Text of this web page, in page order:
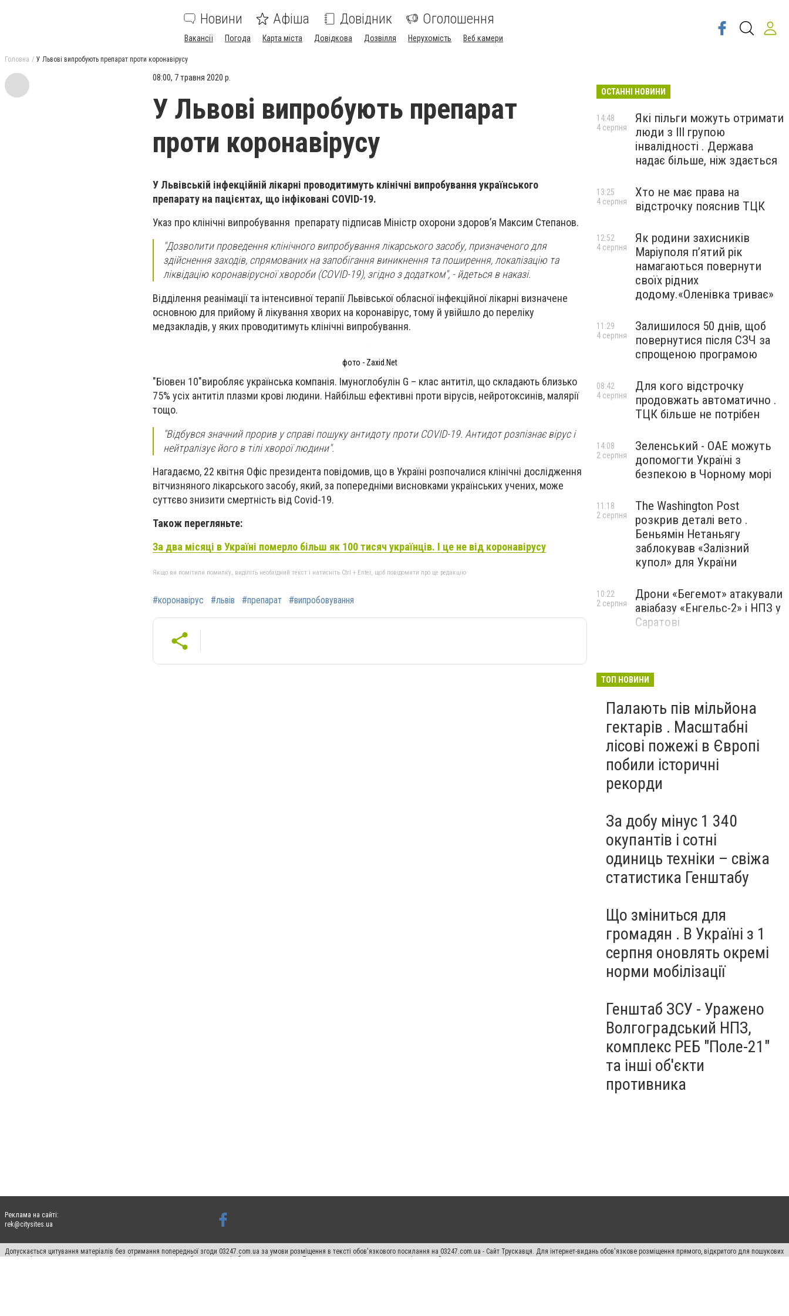
Новини Афіша Довідник Оголошення
Вакансії Погода Карта міста Довідкова Дозвілля Нерухомість Веб камери
Головна У Львові випробують препарат проти коронавірусу
08:00, 7 травня 2020 р.
У Львові випробують препарат
проти коронавірусу
У Львівській інфекційній лікарні проводитимуть клінічні випробування українського
препарату на пацієнтах, що інфіковані COVID-19.
Указ про клінічні випробування препарату підписав Міністр охорони здоров’я Максим Степанов.
"Дозволити проведення клінічного випробування лікарського засобу, призначеного для
здійснення заходів, спрямованих на запобігання виникнення та поширення, локалізацію та
ліквідацію коронавірусної хвороби (COVID-19), згідно з додатком", - йдеться в наказі.
Відділення реанімації та інтенсивної терапії Львівської обласної інфекційної лікарні визначене
основною для прийому й лікування хворих на коронавірус, тому й увійшло до переліку
медзакладів, у яких проводитимуть клінічні випробування.
фото - Zaxid.Net
"Біовен 10"виробляє українська компанія. Імуноглобулін G – клас антитіл, що складають близько
75% усіх антитіл плазми крові людини. Найбільш ефективні проти вірусів, нейротоксинів, малярії
тощо.
"Відбувся значний прорив у справі пошуку антидоту проти COVID-19. Антидот розпізнає вірус і
нейтралізує його в тілі хворої людини".
Нагадаємо, 22 квітня Офіс президента повідомив, що в Україні розпочалися клінічні дослідження
вітчизняного лікарського засобу, який, за попередніми висновками українських учених, може
суттєво знизити смертність від Covid-19.
Також перегляньте:
За два місяці в Україні померло більш як 100 тисяч українців. І це не від коронавірусу
Якщо ви помітили помилку, виділіть необхідний текст і натисніть Ctrl + Enter, щоб повідомити про це редакцію
#коронавірус #львів #препарат #випробовування
ОСТАННІ НОВИНИ
Які пільги можуть отримати
люди з III групою
інвалідності . Держава
надає більше, ніж здається
14:48
4 серпня
Хто не має права на
відстрочку пояснив ТЦК
13:25
4 серпня
Як родини захисників
Маріуполя пʼятий рік
намагаються повернути
своїх рідних
додому.«Оленівка триває»
12:52
4 серпня
Залишилося 50 днів, щоб
повернутися після СЗЧ за
спрощеною програмою
11:29
4 серпня
Для кого відстрочку
продовжать автоматично .
ТЦК більше не потрібен
08:42
4 серпня
Зеленський - ОАЕ можуть
допомогти Україні з
безпекою в Чорному морі
14:08
2 серпня
The Washington Post
розкрив деталі вето .
Беньямін Нетаньягу
заблокував «Залізний
купол» для України
11:18
2 серпня
Дрони «Бегемот» атакували
авіабазу «Енгельс-2» і НПЗ у
Саратові
10:22
2 серпня
ТОП НОВИНИ
Палають пів мільйона
гектарів . Масштабні
лісові пожежі в Європі
побили історичні
рекорди
За добу мінус 1 340
окупантів і сотні
одиниць техніки – свіжа
статистика Генштабу
Що зміниться для
громадян . В Україні з 1
серпня оновлять окремі
норми мобілізації
Генштаб ЗСУ - Уражено
Волгоградський НПЗ,
комплекс РЕБ "Поле-21"
та інші об'єкти
противника
Реклама на сайті:
rek@citysites.ua
Допускається цитування матеріалів без отримання попередньої згоди 03247.com.ua за умови розміщення в тексті обов'язкового посилання на 03247.com.ua - Сайт Трускавця. Для інтернет-видань обов'язкове розміщення прямого, відкритого для пошукових
систем гіперпосилання на цитовані статті не нижче другого абзацу в тексті або в якості джерела. Порушення виняткових прав переслідується Законом.